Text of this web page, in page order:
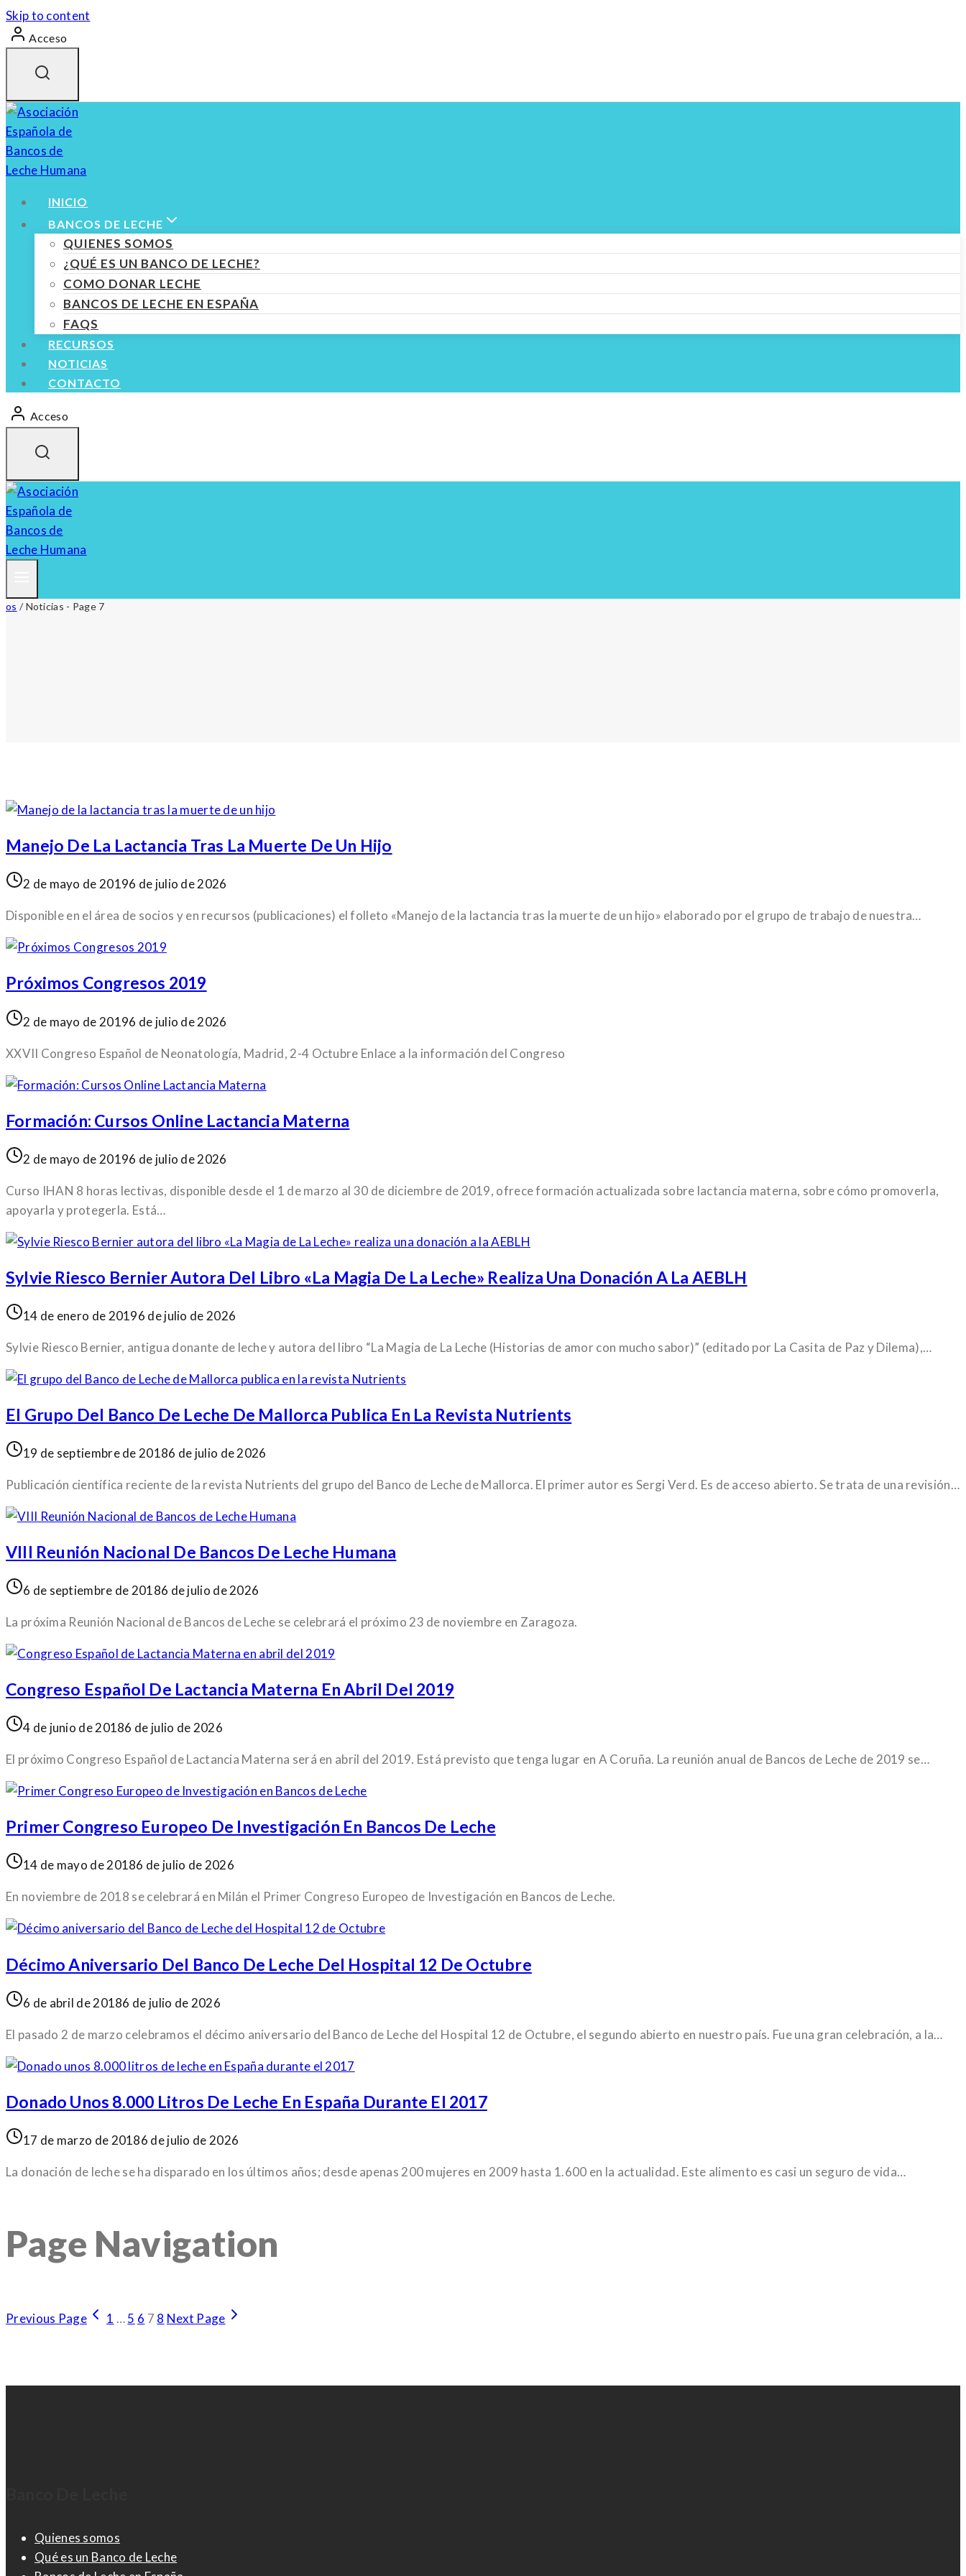
Skip to content
Acceso
INICIO
BANCOS DE LECHE
QUIENES SOMOS
¿QUÉ ES UN BANCO DE LECHE?
COMO DONAR LECHE
BANCOS DE LECHE EN ESPAÑA
FAQS
RECURSOS
NOTICIAS
CONTACTO
Acceso
os / Noticias - Page 7
Manejo De La Lactancia Tras La Muerte De Un Hijo
2 de mayo de 20196 de julio de 2026
Disponible en el área de socios y en recursos (publicaciones) el folleto «Manejo de la lactancia tras la muerte de un hijo» elaborado por el grupo de trabajo de nuestra…
Próximos Congresos 2019
2 de mayo de 20196 de julio de 2026
XXVII Congreso Español de Neonatología, Madrid, 2-4 Octubre Enlace a la información del Congreso
Formación: Cursos Online Lactancia Materna
2 de mayo de 20196 de julio de 2026
Curso IHAN 8 horas lectivas, disponible desde el 1 de marzo al 30 de diciembre de 2019, ofrece formación actualizada sobre lactancia materna, sobre cómo promoverla,
apoyarla y protegerla. Está…
Sylvie Riesco Bernier Autora Del Libro «La Magia De La Leche» Realiza Una Donación A La AEBLH
14 de enero de 20196 de julio de 2026
Sylvie Riesco Bernier, antigua donante de leche y autora del libro “La Magia de La Leche (Historias de amor con mucho sabor)” (editado por La Casita de Paz y Dilema),…
El Grupo Del Banco De Leche De Mallorca Publica En La Revista Nutrients
19 de septiembre de 20186 de julio de 2026
Publicación científica reciente de la revista Nutrients del grupo del Banco de Leche de Mallorca. El primer autor es Sergi Verd. Es de acceso abierto. Se trata de una revisión…
VIII Reunión Nacional De Bancos De Leche Humana
6 de septiembre de 20186 de julio de 2026
La próxima Reunión Nacional de Bancos de Leche se celebrará el próximo 23 de noviembre en Zaragoza.
Congreso Español De Lactancia Materna En Abril Del 2019
4 de junio de 20186 de julio de 2026
El próximo Congreso Español de Lactancia Materna será en abril del 2019. Está previsto que tenga lugar en A Coruña. La reunión anual de Bancos de Leche de 2019 se…
Primer Congreso Europeo De Investigación En Bancos De Leche
14 de mayo de 20186 de julio de 2026
En noviembre de 2018 se celebrará en Milán el Primer Congreso Europeo de Investigación en Bancos de Leche.
Décimo Aniversario Del Banco De Leche Del Hospital 12 De Octubre
6 de abril de 20186 de julio de 2026
El pasado 2 de marzo celebramos el décimo aniversario del Banco de Leche del Hospital 12 de Octubre, el segundo abierto en nuestro país. Fue una gran celebración, a la…
Donado Unos 8.000 Litros De Leche En España Durante El 2017
17 de marzo de 20186 de julio de 2026
La donación de leche se ha disparado en los últimos años; desde apenas 200 mujeres en 2009 hasta 1.600 en la actualidad. Este alimento es casi un seguro de vida…
Page Navigation
Previous Page 1 …5 6 7 8 Next Page
Quienes somos
Qué es un Banco de Leche